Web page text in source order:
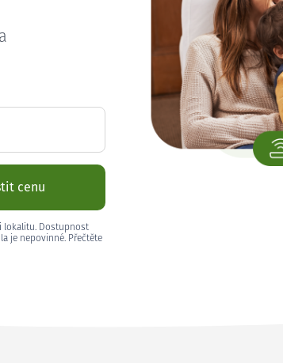
cenu
lokalitu. Dostupnost
je nepovinné. Přečtěte